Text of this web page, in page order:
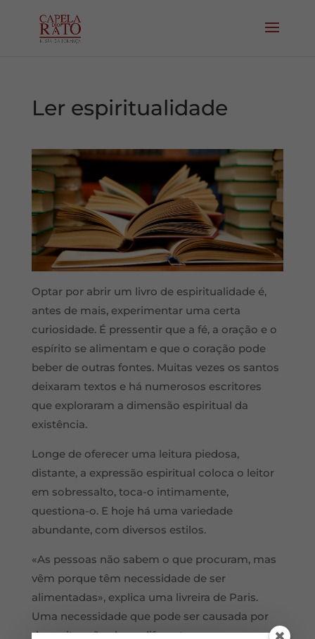
Ler espiritualidade
Optar por abrir um livro de espiritualidade é,
antes de mais, experimentar uma certa
curiosidade. É pressentir que a fé, a oração e o
espírito se alimentam e que o coração pode
beber de outras fontes. Muitas vezes os santos
deixaram textos e há numerosos escritores
que exploraram a dimensão espiritual da
existência.
Longe de oferecer uma leitura piedosa,
distante, a expressão espiritual coloca o leitor
em sobressalto, toca-o intimamente,
questiona-o. E hoje há uma variedade
abundante, com diversos estilos.
«As pessoas não sabem o que procuram, mas
vêm porque têm necessidade de ser
alimentadas», explica uma livreira de Paris.
Uma necessidade que pode ser causada por
duas situações bem diferentes, mas que